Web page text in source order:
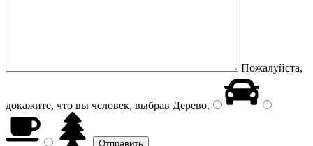
Пожалуйста,
докажите, что вы человек, выбрав Дерево.